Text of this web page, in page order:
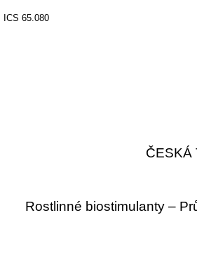
ICS 65.080
ČESKÁ
Rostlinné biostimulanty –